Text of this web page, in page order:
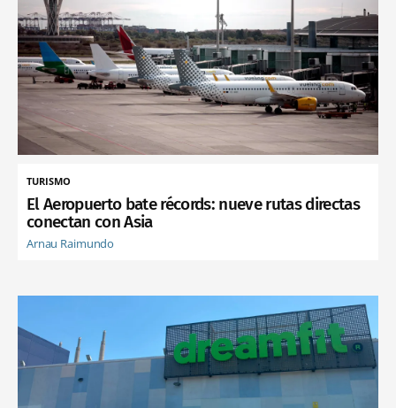
TURISMO
El Aeropuerto bate récords: nueve rutas directas
conectan con Asia
Arnau Raimundo